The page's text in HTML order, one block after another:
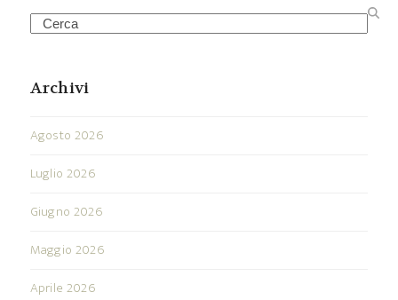
Search
Archivi
Agosto 2026
Luglio 2026
Giugno 2026
Maggio 2026
Aprile 2026